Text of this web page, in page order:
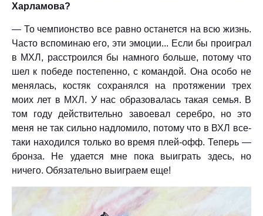
Харламова?
— То чемпионство все равно останется на всю жизнь.
Часто вспоминаю его, эти эмоции... Если бы проиграл
в МХЛ, расстроился бы намного больше, потому что
шел к победе постепенно, с командой. Она особо не
менялась, костяк сохранялся на протяжении трех
моих лет в МХЛ. У нас образовалась такая семья. В
том году действительно завоевал серебро, но это
меня не так сильно надломило, потому что в ВХЛ все-
таки находился только во время плей-офф. Теперь —
бронза. Не удается мне пока выиграть здесь, но
ничего. Обязательно выиграем еще!